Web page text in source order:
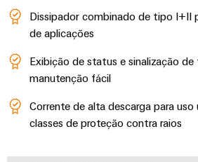
Dissipador combinado de tipo I+II
de aplicações
Exibição de status e sinalização de
manutenção fácil
Corrente de alta descarga para uso
classes de proteção contra raios